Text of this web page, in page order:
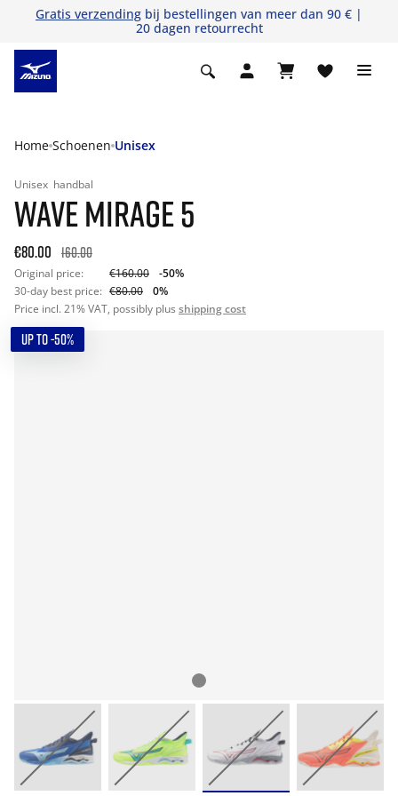
Gratis verzending bij bestellingen van meer dan 90 € |
20 dagen retourrecht
Home Schoenen Unisex
Unisex handbal
WAVE MIRAGE 5
€80.00 160.00
Original price: €160.00
-50%
30-day best price: €80.00
0%
Price incl. 21% VAT, possibly plus shipping cost
UP TO -50%